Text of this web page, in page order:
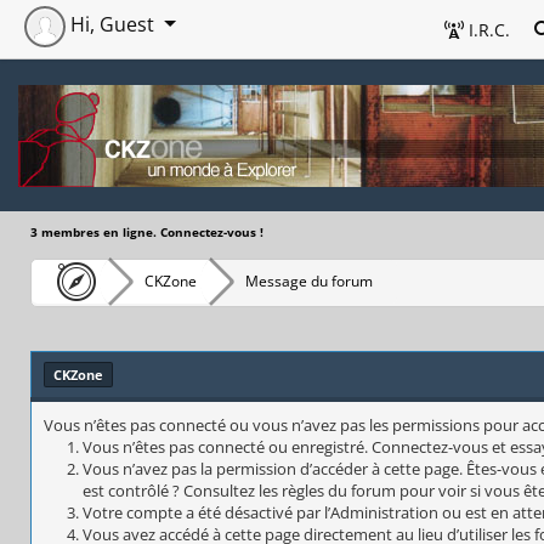
I.R.C.
Hi, Guest
3 membres en ligne. Connectez-vous !
CKZone Message du forum
CKZone
Vous n’êtes pas connecté ou vous n’avez pas les permissions pour
Vous n’êtes pas connecté ou enregistré. Connectez-vous et
Vous n’avez pas la permission d’accéder à cette page. Êtes-
est contrôlé ? Consultez les règles du forum pour voir si vous
Votre compte a été désactivé par l’Administration ou est en
Vous avez accédé à cette page directement au lieu d’utiliser